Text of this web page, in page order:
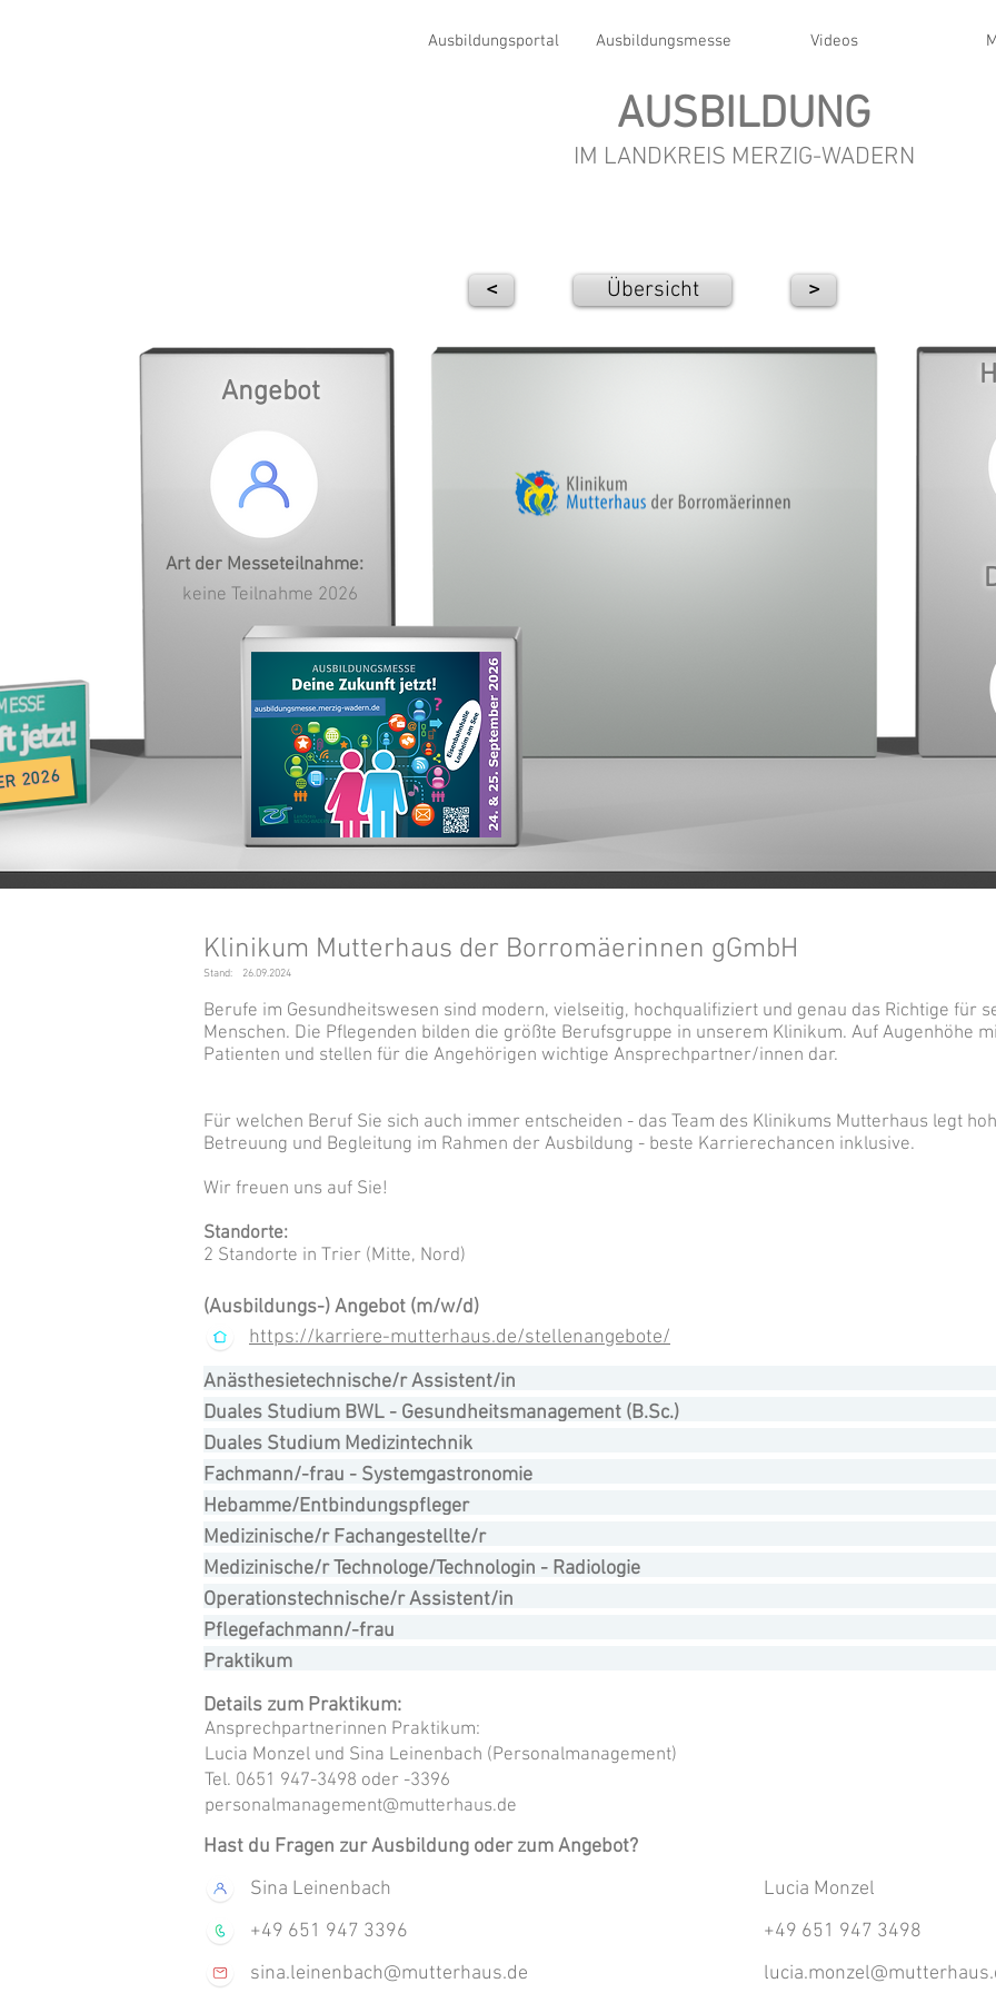
Ausbildungsportal Ausbildungsmesse Videos
AUSBILDUNG
IM LANDKREIS MERZIG-WADERN
< Übersicht >
Angebot
2026
keine Teilnahme 2026
Art der Messeteilnahme:
Klinikum Mutterhaus der Borromäerinnen gGmbH
Stand: 26.09.2024
Berufe im Gesundheitswesen sind modern, vielseitig, hochqualifiziert und genau das Richtige für
Menschen. Die Pflegenden bilden die größte Berufsgruppe in unserem Klinikum. Auf Augenhöhe
Patienten und stellen für die Angehörigen wichtige Ansprechpartner/innen dar.
Für welchen Beruf Sie sich auch immer entscheiden - das Team des Klinikums Mutterhaus legt
Betreuung und Begleitung im Rahmen der Ausbildung - beste Karrierechancen inklusive.
Wir freuen uns auf Sie!
Standorte:
2 Standorte in Trier (Mitte, Nord)
(Ausbildungs-) Angebot (m/w/d)
https://karriere-mutterhaus.de/stellenangebote/
Anästhesietechnische/r Assistent/in
Duales Studium BWL - Gesundheitsmanagement (B.Sc.)
Duales Studium Medizintechnik
Fachmann/-frau - Systemgastronomie
Hebamme/Entbindungspfleger
Medizinische/r Fachangestellte/r
Medizinische/r Technologe/Technologin - Radiologie
Operationstechnische/r Assistent/in
Pflegefachmann/-frau
Praktikum
Details zum Praktikum:
Ansprechpartnerinnen Praktikum:
Lucia Monzel und Sina Leinenbach (Personalmanagement)
Tel. 0651 947-3498 oder -3396
personalmanagement@mutterhaus.de
Hast du Fragen zur Ausbildung oder zum Angebot?
Sina Leinenbach
Lucia Monzel
+49 651 947 3396
+49 651 947 3498
sina.leinenbach@mutterhaus.de